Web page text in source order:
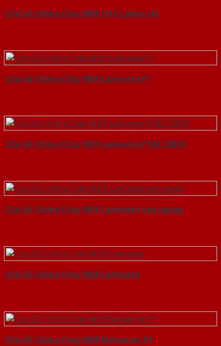
Cửa Gỗ Chống Cháy MDF O4 C1 phao chi
Cửa Gỗ Chống Cháy MDF Laminate P1
Cửa Gỗ Chống Cháy MDF Laminate P1R2 23029
Cửa Gỗ Chống Cháy MDF Laminate van ngang
Cửa Gỗ Chống Cháy MDF Laminate
Cửa Gỗ Chống Cháy MDF Melamine P1